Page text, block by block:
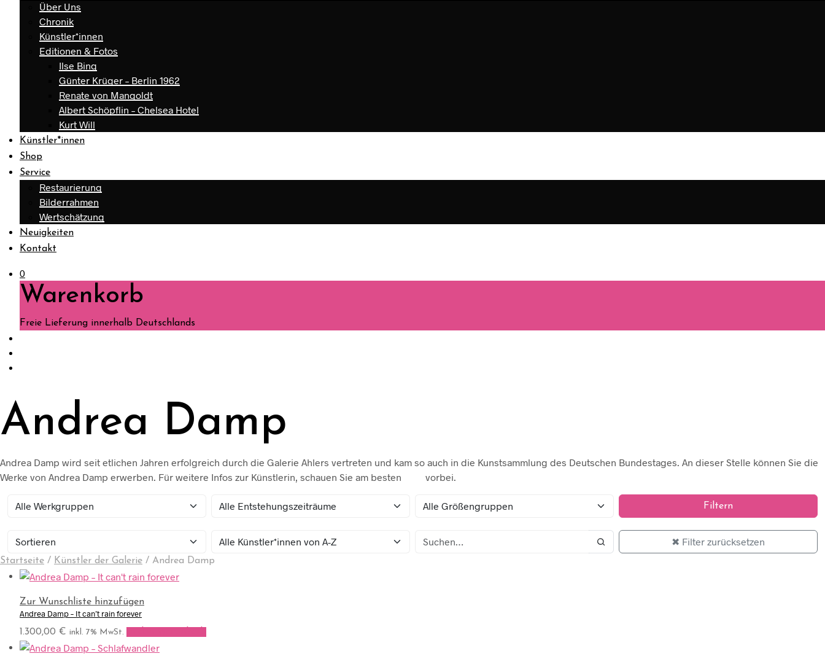
Über Uns
Chronik
Künstler*innen
Editionen & Fotos
Ilse Bing
Günter Krüger – Berlin 1962
Renate von Mangoldt
Albert Schöpflin – Chelsea Hotel
Kurt Will
Künstler*innen
Shop
Service
Restaurierung
Bilderrahmen
Wertschätzung
Neuigkeiten
Kontakt
0
Warenkorb
Freie Lieferung innerhalb Deutschlands
Andrea Damp
Andrea Damp wird seit etlichen Jahren erfolgreich durch die Galerie Ahlers vertreten und kam so auch in die Kunstsammlung des Deutschen Bundestages. An dieser Stelle können Sie die
Werke von Andrea Damp erwerben. Für weitere Infos zur Künstlerin, schauen Sie am besten
vorbei.
Filtern
✖ Filter zurücksetzen
Startseite / Künstler der Galerie / Andrea Damp
Zur Wunschliste hinzufügen
Andrea Damp – It can’t rain forever
1.300,00 € inkl. 7% MwSt.